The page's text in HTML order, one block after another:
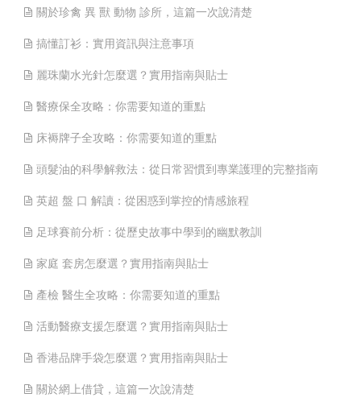
關於珍禽 異 獸 動物 診所，這篇一次說清楚
搞懂訂衫：實用資訊與注意事項
麗珠蘭水光針怎麼選？實用指南與貼士
醫療保全攻略：你需要知道的重點
床褥牌子全攻略：你需要知道的重點
頭髮油的科學解救法：從日常習慣到專業護理的完整指南
英超 盤 口 解讀：從困惑到掌控的情感旅程
足球賽前分析：從歷史故事中學到的幽默教訓
家庭 套房怎麼選？實用指南與貼士
產檢 醫生全攻略：你需要知道的重點
活動醫療支援怎麼選？實用指南與貼士
香港品牌手袋怎麼選？實用指南與貼士
關於網上借貸，這篇一次說清楚